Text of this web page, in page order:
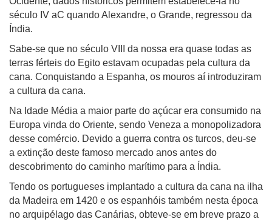
século IV aC quando Alexandre, o Grande, regressou da
Índia.
Sabe-se que no século VIII da nossa era quase todas as
terras férteis do Egito estavam ocupadas pela cultura da
cana. Conquistando a Espanha, os mouros aí introduziram
a cultura da cana.
Na Idade Média a maior parte do açúcar era consumido na
Europa vinda do Oriente, sendo Veneza a monopolizadora
desse comércio. Devido a guerra contra os turcos, deu-se
a extinção deste famoso mercado anos antes do
descobrimento do caminho marítimo para a Índia.
Tendo os portugueses implantado a cultura da cana na ilha
da Madeira em 1420 e os espanhóis também nesta época
no arquipélago das Canárias, obteve-se em breve prazo a